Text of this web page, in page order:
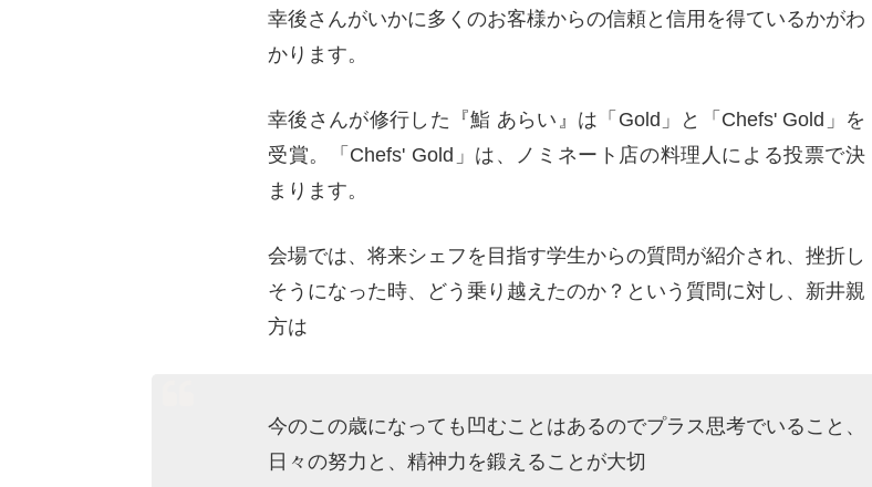
幸後さんがいかに多くのお客様からの信頼と信用を得ているかがわ
かります。
幸後さんが修行した『鮨 あらい』は「Gold」と「Chefs' Gold」を
受賞。「Chefs' Gold」は、ノミネート店の料理人による投票で決
まります。
会場では、将来シェフを目指す学生からの質問が紹介され、挫折し
そうになった時、どう乗り越えたのか？という質問に対し、新井親
方は
今のこの歳になっても凹むことはあるのでプラス思考でいること、
日々の努力と、精神力を鍛えることが大切